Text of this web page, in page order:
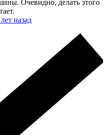
Очевидно, делать этого
назад